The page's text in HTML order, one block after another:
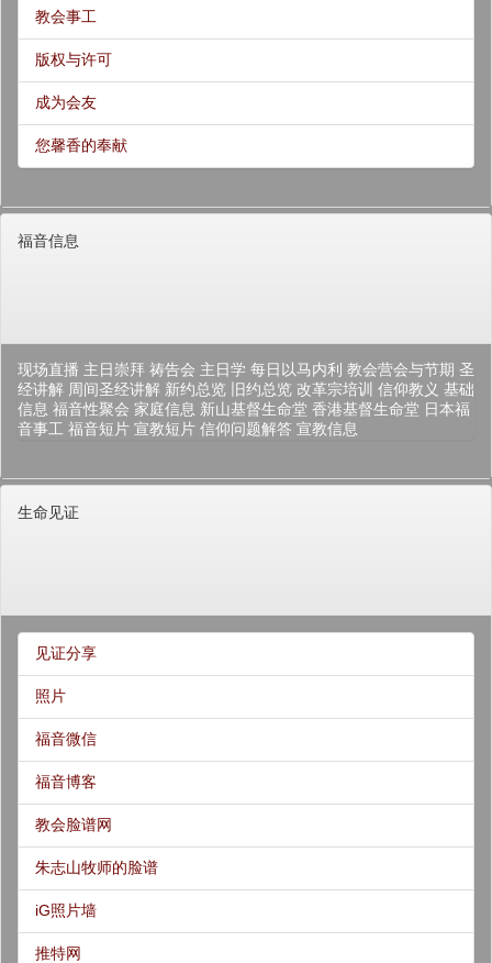
教会事工
版权与许可
成为会友
您馨香的奉献
福音信息
现场直播 主日崇拜 祷告会 主日学 每日以马内利 教会营会与节期 圣
经讲解 周间圣经讲解 新约总览 旧约总览 改革宗培训 信仰教义 基础
信息 福音性聚会 家庭信息 新山基督生命堂 香港基督生命堂 日本福
音事工 福音短片 宣教短片 信仰问题解答 宣教信息
生命见证
见证分享
照片
福音微信
福音博客
教会脸谱网
朱志山牧师的脸谱
iG照片墙
推特网